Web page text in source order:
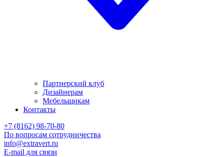
Партнерский клуб
Дизайнерам
Мебельщикам
Контакты
+7 (8162) 98-70-80
По вопросам сотрудничества
info@extravert.ru
E-mail для связи